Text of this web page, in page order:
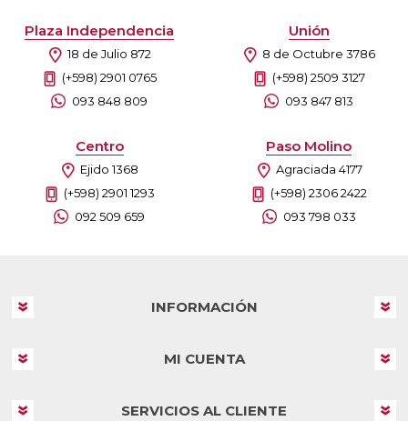
Plaza Independencia
18 de Julio 872
(+598) 2901 0765
093 848 809
Unión
8 de Octubre 3786
(+598) 2509 3127
093 847 813
Centro
Ejido 1368
(+598) 2901 1293
092 509 659
Paso Molino
Agraciada 4177
(+598) 2306 2422
093 798 033
INFORMACIÓN
MI CUENTA
SERVICIOS AL CLIENTE